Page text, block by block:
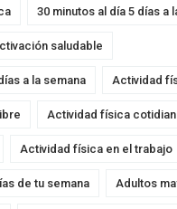
30 minutos al día 5 días a
saludable
a la semana Actividad
Actividad física
Actividad física en el trabajo
de tu semana Adultos